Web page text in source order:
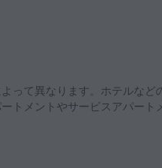
トメントやサービスアパー